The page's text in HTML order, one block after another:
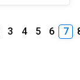
3 4 5 6 7